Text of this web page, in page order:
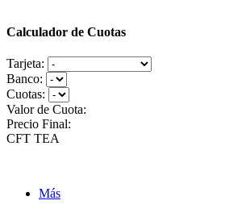
Calculador de Cuotas
Tarjeta:
Banco:
Cuotas:
Valor de Cuota:
Precio Final:
CFT TEA
Más